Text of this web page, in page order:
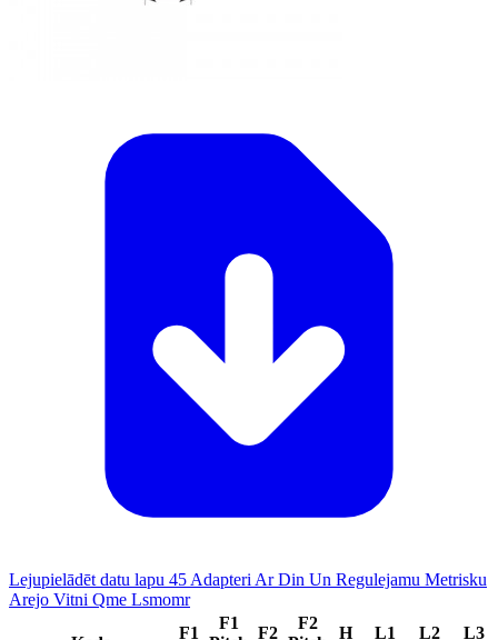
Lejupielādēt datu lapu 45 Adapteri Ar Din Un Regulejamu Metrisku
Arejo Vitni Qme Lsmomr
F1
F1
F2
F2
H
L1
L2
L3